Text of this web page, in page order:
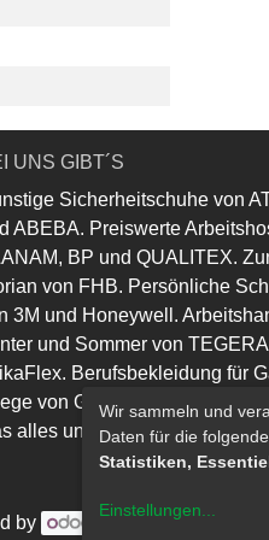
UNS GIBT´S
Sicherheitschuhe von
ABEBA. Preiswerte
BP und QUALITEX.
von FHB. Persönliche
3M und Honeywell.
und Sommer von
Berufsbekleidung für
von Greiff und Leiber.
alles und noch viel mehr......
by - Die #1Open-
Wir sammeln und
Daten für die
Statistiken,
Einstellungen...